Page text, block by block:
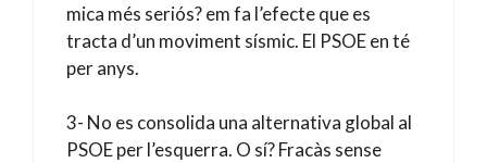
mica més seriós? em fa l’efecte que es
tracta d’un moviment sísmic. El PSOE en té
per anys.
3- No es consolida una alternativa global al
PSOE per l’esquerra. O sí? Fracàs sense